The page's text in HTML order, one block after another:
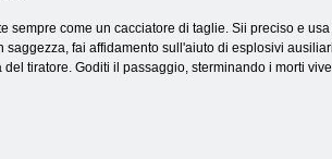
sempre come un cacciatore di taglie. Sii preciso e
fai affidamento sull'aiuto di esplosivi
tiratore. Goditi il ​​passaggio, sterminando i morti